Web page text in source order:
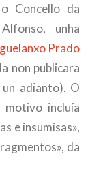
Concello da
unha
Prado
non publicara
adianto). O
incluía
e insumisas»,
da